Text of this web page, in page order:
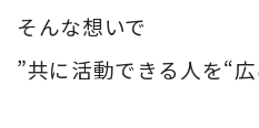
そんな想いで
”共に活動できる人を“